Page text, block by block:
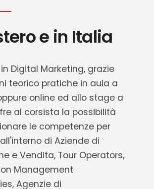
e in Italia
Digital Marketing, grazie
teorico pratiche in aula a
online ed allo stage a
al corsista la possibilità
le competenze per
di Aziende di
e Vendita, Tour Operators,
Management
Agenzie di